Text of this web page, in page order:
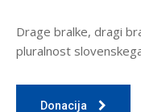
Drage bralke, dragi
pluralnost
Donacija